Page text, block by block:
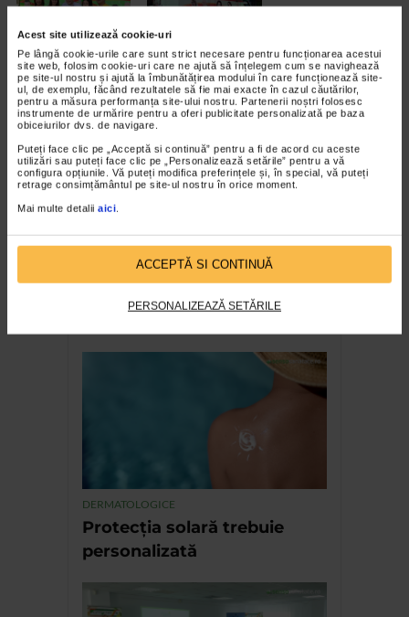
Acest site utilizează cookie-uri
Pe lângă cookie-urile care sunt strict necesare pentru funcționarea acestui
site web, folosim cookie-uri care ne ajută să înțelegem cum se navighează
pe site-ul nostru și ajută la îmbunătățirea modului în care funcționează site-
ul, de exemplu, făcând rezultatele să fie mai exacte în cazul căutărilor,
pentru a măsura performanța site-ului nostru. Partenerii noștri folosesc
instrumente de urmărire pentru a oferi publicitate personalizată pe baza
obiceiurilor dvs. de navigare.
Puteți face clic pe „Acceptă si continuă” pentru a fi de acord cu aceste
utilizări sau puteți face clic pe „Personalizează setările” pentru a vă
configura opțiunile. Vă puteți modifica preferințele și, în special, vă puteți
retrage consimțământul pe site-ul nostru în orice moment.
Mai multe detalii aici
ACCEPTĂ SI CONTINUĂ
PERSONALIZEAZĂ SETĂRILE
RECOMANDĂRI
Școala de Vară Catena,
DERMATOLOGICE
Protecția solară trebuie
personalizată